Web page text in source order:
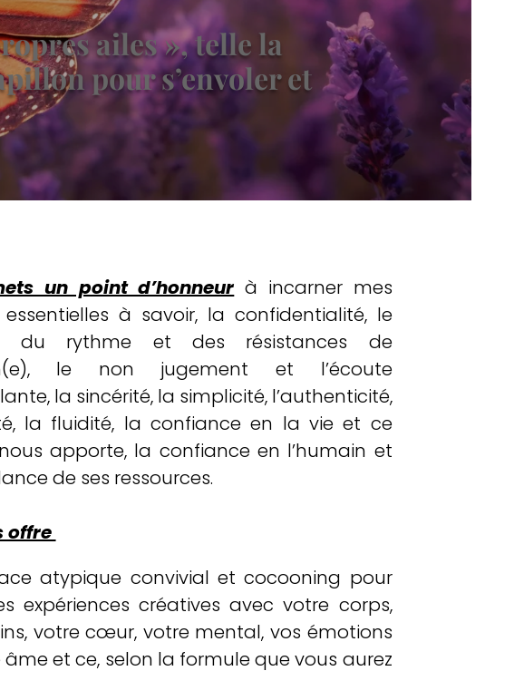
ailes », telle la
pour s’envoler et
un point d’honneur à incarner mes
essentielles à savoir, la confidentialité, le
du rythme et des résistances de
le non jugement et l’écoute
la sincérité, la simplicité, l’authenticité,
la fluidité, la confiance en la vie et ce
apporte, la confiance en l’humain et
de ses ressources.
offre
atypique convivial et cocooning pour
expériences créatives avec votre corps,
votre cœur, votre mental, vos émotions
et ce, selon la formule que vous aurez